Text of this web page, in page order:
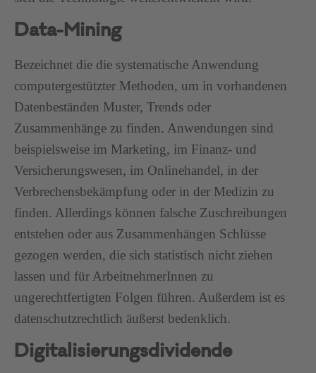
Data-Mining
Bezeichnet die die systematische Anwendung
computergestützter Methoden, um in vorhandenen
Datenbeständen Muster, Trends oder
Zusammenhänge zu finden. Anwendungen sind
beispielsweise im Marketing, im Finanz- und
Versicherungswesen, im Onlinehandel, in der
Verbrechensbekämpfung oder in der Medizin zu
finden. Allerdings können falsche Zuschreibungen
entstehen oder aus Zusammenhängen Schlüsse
gezogen werden, die sich statistisch nicht ziehen
lassen und für ArbeitnehmerInnen zu
ungerechtfertigten Folgen führen. Außerdem ist es
datenschutzrechtlich äußerst bedenklich.
Digitalisierungsdividende